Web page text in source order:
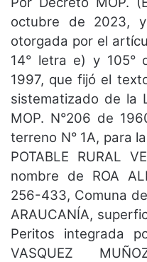
octubre de 2023,
otorgada por el
14° letra e) y 105°
1997, que fijó el
sistematizado de la
MOP. N°206 de
terreno N° 1A, para
POTABLE RURAL
nombre de ROA
256-433, Comuna
ARAUCANÍA,
Peritos integrada
VASQUEZ